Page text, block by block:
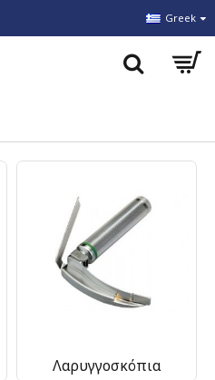
Greek
Λαρυγγοσκόπια